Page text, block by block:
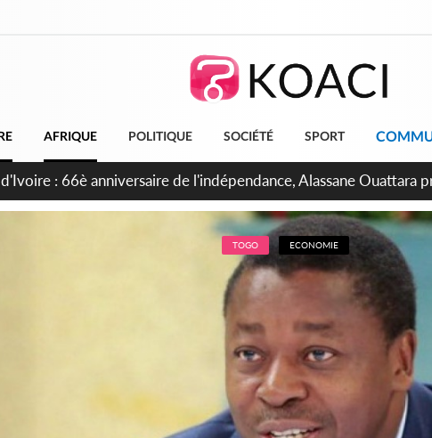
AFRIQUE POLITIQUE SOCIÉTÉ SPORT
: À Abidjan, Amadou Oury Bah admire le modèle ivoirien
de la Guinée
TOGO ECONOMIE